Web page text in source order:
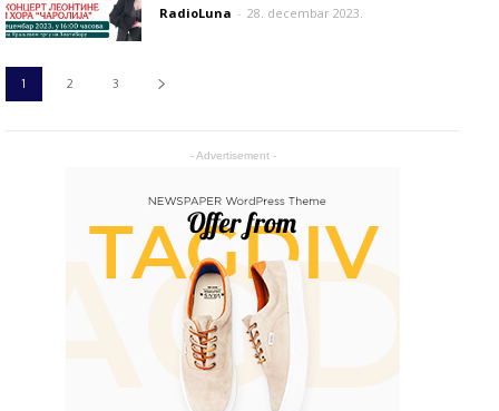
- Advertisement -
RadioLuna - 28. decembar 2023.
1 2 3